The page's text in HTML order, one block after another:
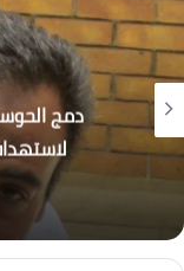
دمج